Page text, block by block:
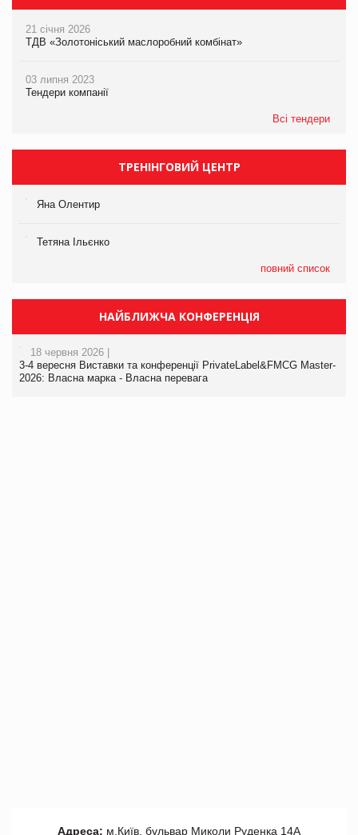
21 січня 2026
ТДВ «Золотоніський маслоробний комбінат»
03 липня 2023
Тендери компанії
Всі тендери
ТРЕНІНГОВИЙ ЦЕНТР
Яна Олентир
Тетяна Ільєнко
повний список
НАЙБЛИЖЧА КОНФЕРЕНЦІЯ
18 червня 2026 |
3-4 вересня Виставки та конференції PrivateLabel&FMCG Master-
2026: Власна марка - Власна перевага
Адреса: м.Київ, бульвар Миколи Руденка 14А